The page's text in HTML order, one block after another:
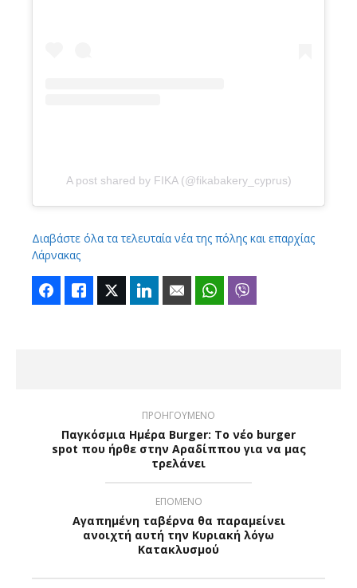
A post shared by FIKA (@fikabakery_cyprus)
Διαβάστε όλα τα τελευταία νέα της πόλης και επαρχίας
Λάρνακας
FacebookLike Twitter LinkedIn Email WhatsApp
ΠΡΟΗΓΟΥΜΕΝΟ
Παγκόσμια Ημέρα Burger: Το νέο burger
spot που ήρθε στην Αραδίππου για να μας
τρελάνει
ΕΠΟΜΕΝΟ
Αγαπημένη ταβέρνα θα παραμείνει
ανοιχτή αυτή την Κυριακή λόγω
Κατακλυσμού